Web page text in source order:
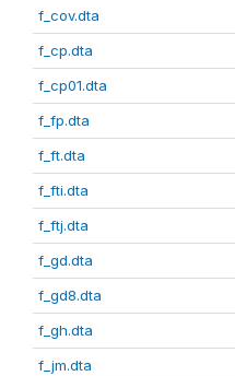
f_cov.dta
f_cp.dta
f_cp01.dta
f_fp.dta
f_ft.dta
f_fti.dta
f_ftj.dta
f_gd.dta
f_gd8.dta
f_gh.dta
f_jm.dta